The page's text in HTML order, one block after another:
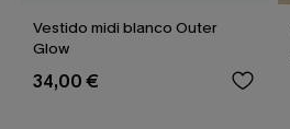
Vestido midi blanco Outer
Glow
34,00 €